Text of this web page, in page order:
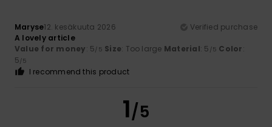
Maryse12. kesäkuuta 2026
Verified purchase
A lovely article
Value for money: 5/5 Size: Too large Material: 5 /5 Color:
5/5
I recommend this product
1/5